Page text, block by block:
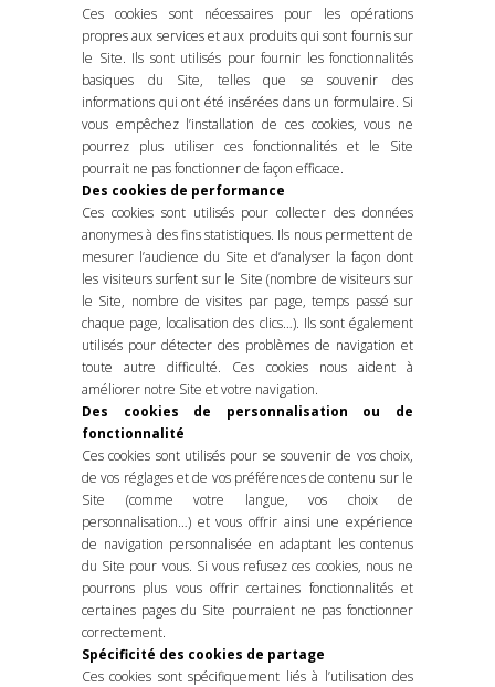
Ces cookies sont nécessaires pour les opérations
propres aux services et aux produits qui sont fournis sur
le Site. Ils sont utilisés pour fournir les fonctionnalités
basiques du Site, telles que se souvenir des
informations qui ont été insérées dans un formulaire. Si
vous empêchez l’installation de ces cookies, vous ne
pourrez plus utiliser ces fonctionnalités et le Site
pourrait ne pas fonctionner de façon efficace.
Des cookies de performance
Ces cookies sont utilisés pour collecter des données
anonymes à des fins statistiques. Ils nous permettent de
mesurer l’audience du Site et d’analyser la façon dont
les visiteurs surfent sur le Site (nombre de visiteurs sur
le Site, nombre de visites par page, temps passé sur
chaque page, localisation des clics…). Ils sont également
utilisés pour détecter des problèmes de navigation et
toute autre difficulté. Ces cookies nous aident à
améliorer notre Site et votre navigation.
Des cookies de personnalisation ou de
fonctionnalité
Ces cookies sont utilisés pour se souvenir de vos choix,
de vos réglages et de vos préférences de contenu sur le
Site (comme votre langue, vos choix de
personnalisation…) et vous offrir ainsi une expérience
de navigation personnalisée en adaptant les contenus
du Site pour vous. Si vous refusez ces cookies, nous ne
pourrons plus vous offrir certaines fonctionnalités et
certaines pages du Site pourraient ne pas fonctionner
correctement.
Spécificité des cookies de partage
Ces cookies sont spécifiquement liés à l’utilisation des